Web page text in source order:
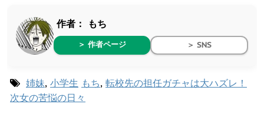
作者： もち
＞ 作者ページ ＞ SNS
姉妹, 小学生 もち, 転校先の担任ガチャは大ハズレ！
次女の苦悩の日々